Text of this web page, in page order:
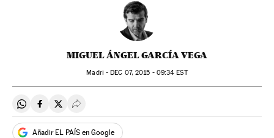
MIGUEL ÁNGEL GARCÍA VEGA
Madri -DEC 07, 2015 - 09:34 EST
Compartir en Whatsapp
Compartir en Facebook
Compartir en Twitter
Desplegar Redes Sociales
Añadir EL PAÍS en Google